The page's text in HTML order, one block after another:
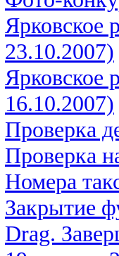
Ярковское
23.10.2007)
Ярковское
16.10.2007)
Проверка
Проверка
Номера
Закрытие
Drag.